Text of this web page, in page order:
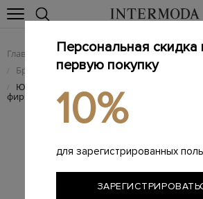
Главная Женщинам / Женская одежда
/ Брендовые женские юбки
/ Юбка-мини из фактурного твида кроя на
фирменными пуговицами
Персональная скидка
первую покупку
10%
для зарегистрированных